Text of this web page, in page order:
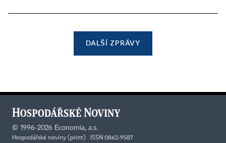
DALŠÍ ZPRÁVY
© 1996-2026 Economia, a.s.
Hospodářské noviny (print) ISSN 0862-9587